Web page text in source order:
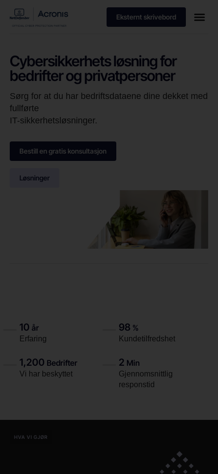
Eksternt skrivebord
Cybersikkerhets løsning for
bedrifter og privatpersoner
Sørg for at du har bedriftsdataene dine dekket med
fullførte
IT-sikkerhetsløsninger.
Bestill en gratis konsultasjon
Løsninger
10 år
Erfaring
98 %
Kundetilfredshet
1,200 Bedrifter
Vi har beskyttet
2 Min
Gjennomsnittlig
responstid
HVA VI GJØR